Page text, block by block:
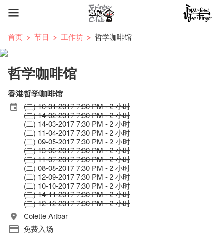
首页 节目 工作坊 哲学咖啡馆
哲学咖啡馆
香港哲学咖啡馆
(二) 10-01-2017 7:30 PM - 2 小时
(二) 14-02-2017 7:30 PM - 2 小时
(二) 14-03-2017 7:30 PM - 2 小时
(二) 11-04-2017 7:30 PM - 2 小时
(二) 09-05-2017 7:30 PM - 2 小时
(二) 13-06-2017 7:30 PM - 2 小时
(二) 11-07-2017 7:30 PM - 2 小时
(二) 08-08-2017 7:30 PM - 2 小时
(二) 12-09-2017 7:30 PM - 2 小时
(二) 10-10-2017 7:30 PM - 2 小时
(二) 14-11-2017 7:30 PM - 2 小时
(二) 12-12-2017 7:30 PM - 2 小时
Colette Artbar
免费入场